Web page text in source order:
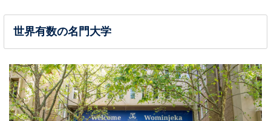
世界有数の名門大学